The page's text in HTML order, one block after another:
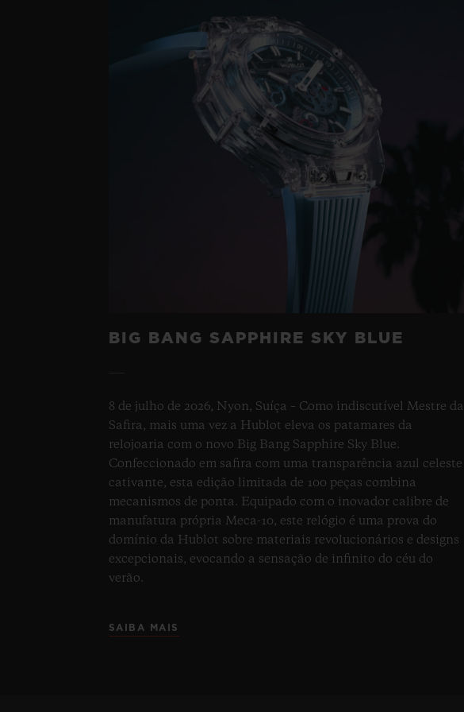
BIG BANG SAPPHIRE SKY BLUE
8 de julho de 2026, Nyon, Suíça – Como indiscutível Mestre da
Safira, mais uma vez a Hublot eleva os patamares da
relojoaria com o novo Big Bang Sapphire Sky Blue.
Confeccionado em safira com uma transparência azul celeste
cativante, esta edição limitada de 100 peças combina
mecanismos de ponta. Equipado com o inovador calibre de
manufatura própria Meca-10, este relógio é uma prova do
domínio da Hublot sobre materiais revolucionários e designs
excepcionais, evocando a sensação de infinito do céu do
verão.
SAIBA MAIS